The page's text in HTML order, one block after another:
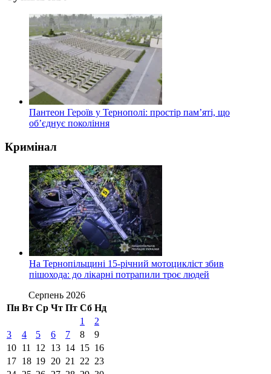
Пантеон Героїв у Тернополі: простір пам’яті, що
об’єднує покоління
Кримінал
На Тернопільщині 15-річний мотоцикліст збив
пішохода: до лікарні потрапили троє людей
Серпень 2026
Пн Вт Ср Чт Пт Сб Нд
1
2
3
4 5 6 7 8
9
10 11 12 13 14 15 16
17 18 19 20 21 22 23